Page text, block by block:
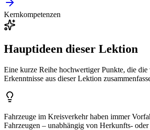
Kernkompetenzen
Hauptideen dieser Lektion
Eine kurze Reihe hochwertiger Punkte, die die
Erkenntnisse aus dieser Lektion
Fahrzeuge im Kreisverkehr haben immer
Fahrzeugen – unabhängig von Herkunfts-